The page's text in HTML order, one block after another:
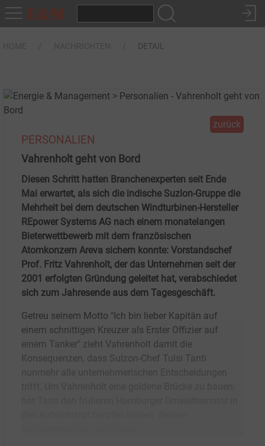
DETAIL
zurück
PERSONALIEN
Vahrenholt geht von Bord
Diesen Schritt hatten Branchenexperten seit Ende
Mai erwartet, als sich die indische Suzlon-Gruppe die
Mehrheit bei dem deutschen Windturbinen-Hersteller
REpower Systems AG nach einem monatelangen
Bieterwettbewerb mit dem französischen
Atomkonzern Areva sichern konnte: Vorstandschef
Prof. Fritz Vahrenholt, der das Unternehmen seit der
2001 erfolgten Gründung geleitet hat, verabschiedet
sich zum Jahresende aus dem Tagesgeschäft.
Getreu seinem Motto "Ich bin lieber Kapitän auf
einem schnittigen Kreuzer als Erster Offizier auf
einem Tanker" zieht Vahrenholt damit die
Konsequenzen, dass Sulzon-Chef Tulsi Tanti
nunmehr alle unternehmerischen Entscheidungen